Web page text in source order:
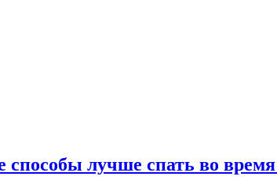
способы лучше спать во